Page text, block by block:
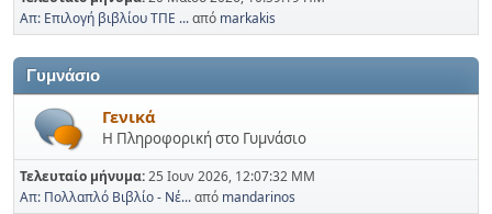
Απ: Επιλογή βιβλίου ΤΠΕ ...από markakis
Γυμνάσιο
Γενικά
Η Πληροφορική στο Γυμνάσιο
Τελευταίο μήνυμα:25 Ιουν 2026, 12:07:32 ΜΜ
Απ: Πολλαπλό Βιβλίο - Νέ...από mandarinos